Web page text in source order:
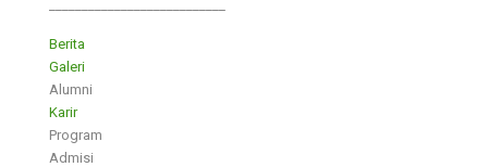
Berita
Galeri
Alumni
Karir
Program
Admisi